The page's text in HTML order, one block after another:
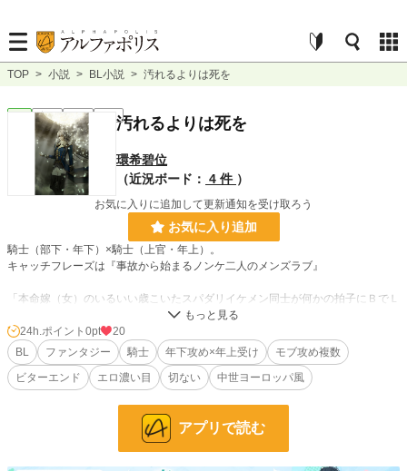
TOP > 小説 > BL小説 > 汚れるよりは死を
完結 短編 汚れるよりは死を
環希碧位
（近況ボード： 4 件 ）
お気に入りに追加して更新通知を受け取ろう
お気に入り追加
騎士（部下・年下）×騎士（上官・年上）。
キャッチフレーズは『事故から始まるノンケ二人のメンズラブ』
「本命嫁（女）のいるいい歳こいたスパダリイケメン同士が何かの拍子にＢでＬ
な関係に目覚めるのって美味しいよね……！」という作者の歪んだ嗜好が生んだ
妄想話です。
（※エッセンス程度にモブ攻め要素もあります。苦手な方は注意）
228,758 位 / 228,758 件
31,414 位 / 31,414 件
お気に入り 34
24h.ポイント 0pt
20
BL
ファンタジー 騎士 年下攻め×年上受け
モブ攻め複数
ビターエンド
エロ濃い目 切ない 中世ヨーロッパ風
アプリで読む